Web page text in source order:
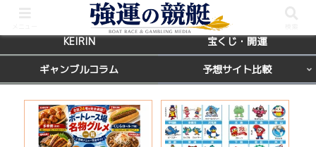
BOATRACE レース場ガイド
KEIRIN 宝くじ・開運
ギャンブルコラム 予想サイト比較